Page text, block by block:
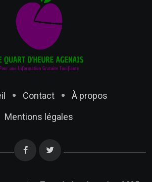
Contact
À propos
Mentions légales